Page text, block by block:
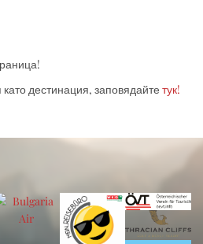
дестинация, заповядайте тук!